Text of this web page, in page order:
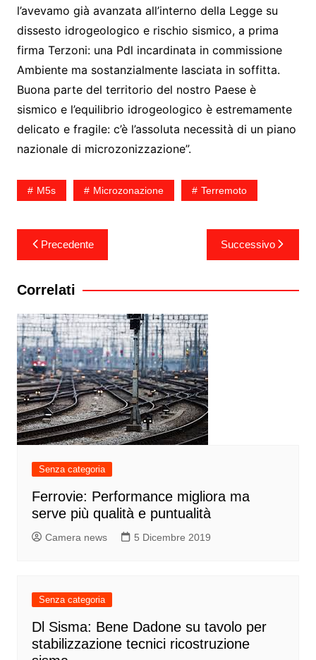
l’avevamo già avanzata all’interno della Legge su
dissesto idrogeologico e rischio sismico, a prima
firma Terzoni: una Pdl incardinata in commissione
Ambiente ma sostanzialmente lasciata in soffitta.
Buona parte del territorio del nostro Paese è
sismico e l’equilibrio idrogeologico è estremamente
delicato e fragile: c’è l’assoluta necessità di un piano
nazionale di microzonizzazione”.
M5s Microzonazione Terremoto
Navigazione
articoli
Precedente Successivo
Correlati
Senza categoria
Ferrovie: Performance migliora ma
serve più qualità e puntualità
Camera news 5 Dicembre 2019
Senza categoria
Dl Sisma: Bene Dadone su tavolo per
stabilizzazione tecnici ricostruzione